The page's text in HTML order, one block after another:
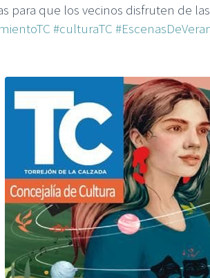
para que los vecinos disfruten de
#culturaTC